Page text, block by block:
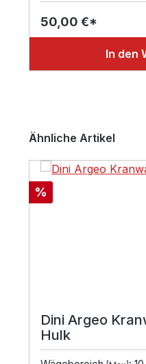
50,00 €*
In den
Produktgalerie
Ähnliche Artikel
Rabatt
%
Dini Argeo
Hulk